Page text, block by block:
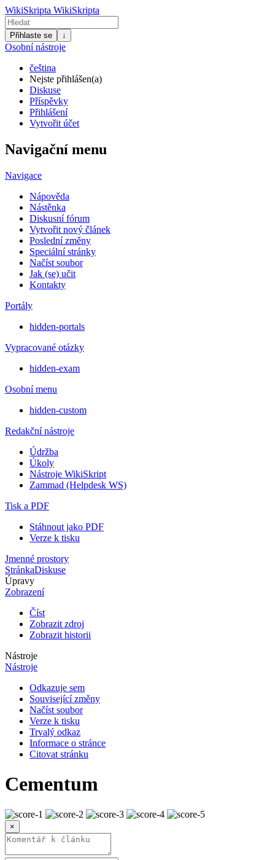
WikiSkripta WikiSkripta
Přihlaste se ↓
Osobní nástroje
čeština
Nejste přihlášen(a)
Diskuse
Příspěvky
Přihlášení
Vytvořit účet
Navigační menu
Navigace
Nápověda
Nástěnka
Diskusní fórum
Vytvořit nový článek
Poslední změny
Speciální stránky
Načíst soubor
Jak (se) učit
Kontakty
Portály
hidden-portals
Vypracované otázky
hidden-exam
Osobní menu
hidden-custom
Redakční nástroje
Údržba
Úkoly
Nástroje WikiSkript
Zammad (Helpdesk WS)
Tisk a PDF
Stáhnout jako PDF
Verze k tisku
Jmenné prostory
StránkaDiskuse
Úpravy
Zobrazení
Číst
Zobrazit zdroj
Zobrazit historii
Nástroje
Nástroje
Odkazuje sem
Související změny
Načíst soubor
Verze k tisku
Trvalý odkaz
Informace o stránce
Citovat stránku
Cementum
×